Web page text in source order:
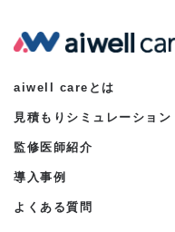
aiwell careとは
見積もりシミュレーション
監修医師紹介
導入事例
よくある質問